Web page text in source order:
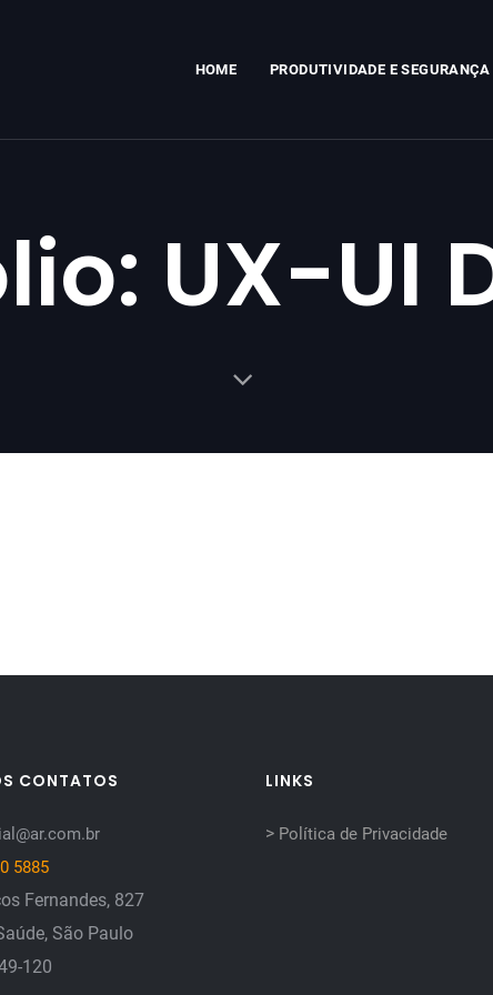
HOME PRODUTIVIDADE E SEGURANÇA
UX-UI
CONTATOS
5885
Fernandes, 827
São Paulo
120
LINKS
> Política de Privacidade